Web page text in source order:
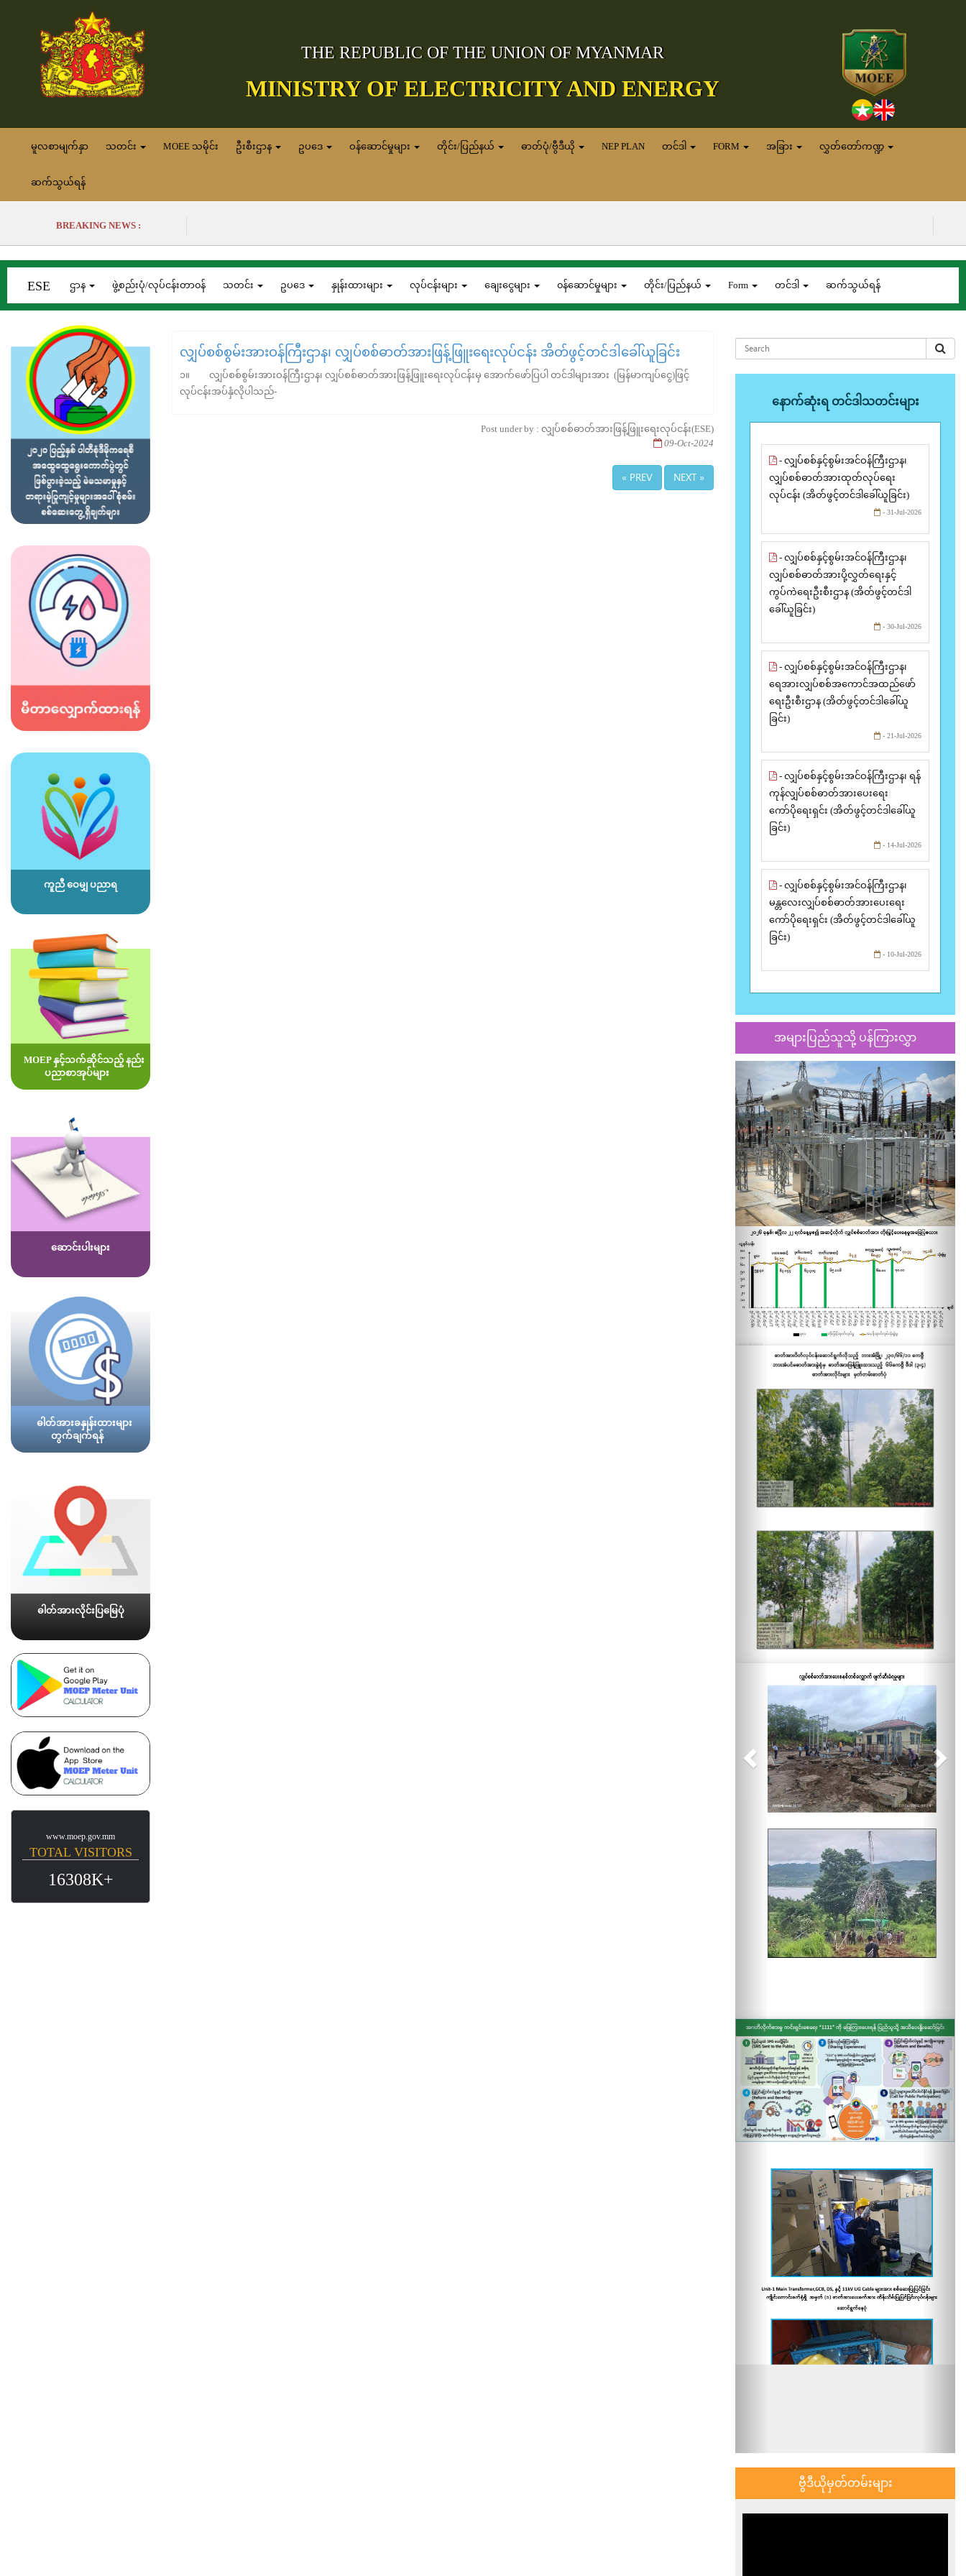
THE REPUBLIC OF THE UNION OF MYANMAR
MINISTRY OF ELECTRICITY AND ENERGY
မူလစာမျက်နှာ သတင်း MOEE သမိုင်း ဦးစီးဌာန ဥပဒေ ဝန်ဆောင်မှုများ တိုင်း/ပြည်နယ် ဓာတ်ပုံ/ဗွီဒီယို NEP PLAN တင်ဒါ FORM အခြား လွှတ်တော်ကဏ္ဍ
ဆက်သွယ်ရန်
BREAKING NEWS :
ESE ဌာန ဖွဲ့စည်းပုံ/လုပ်ငန်းတာ၀န် သတင်း ဥပဒေ နှုန်းထားများ လုပ်ငန်းများ ချေးငွေများ ၀န်ဆောင်မှုများ တိုင်း/ပြည်နယ် Form တင်ဒါ ဆက်သွယ်ရန်
ကူညီ ဝေမျှ ပညာရ
MOEP နှင့်သက်ဆိုင်သည့် နည်း
ပညာစာအုပ်များ
ဆောင်းပါးများ
ဓါတ်အားခနှုန်းထားများ
တွက်ချက်ရန်
ဓါတ်အားလိုင်းပြမြေပုံ
www.moep.gov.mm
TOTAL VISITORS
16308K+
လျှပ်စစ်စွမ်းအားဝန်ကြီးဌာန၊ လျှပ်စစ်ဓာတ်အားဖြန့်ဖြူးရေးလုပ်ငန်း အိတ်ဖွင့်တင်ဒါခေါ်ယူခြင်း
၁။ လျှပ်စစ်စွမ်းအားဝန်ကြီးဌာန၊ လျှပ်စစ်ဓာတ်အားဖြန့်ဖြူးရေးလုပ်ငန်းမှ အောက်ဖော်ပြပါ တင်ဒါများအား (မြန်မာကျပ်ငွေ)ဖြင့်
လုပ်ငန်းအပ်နှံလိုပါသည်-
Post under by : လျှပ်စစ်ဓာတ်အားဖြန့်ဖြူးရေးလုပ်ငန်း(ESE)
09-Oct-2024
« PREV NEXT »
နောက်ဆုံးရ တင်ဒါသတင်းများ
- လျှပ်စစ်နှင့်စွမ်းအင်ဝန်ကြီးဌာန၊
လျှပ်စစ်ဓာတ်အားထုတ်လုပ်ရေး
လုပ်ငန်း (အိတ်ဖွင့်တင်ဒါခေါ်ယူခြင်း)
- 31-Jul-2026
- လျှပ်စစ်နှင့်စွမ်းအင်ဝန်ကြီးဌာန၊
လျှပ်စစ်ဓာတ်အားပို့လွှတ်ရေးနှင့်
ကွပ်ကဲရေးဦးစီးဌာန (အိတ်ဖွင့်တင်ဒါ
ခေါ်ယူခြင်း)
- 30-Jul-2026
- လျှပ်စစ်နှင့်စွမ်းအင်ဝန်ကြီးဌာန၊
ရေအားလျှပ်စစ်အကောင်အထည်ဖော်
ရေးဦးစီးဌာန (အိတ်ဖွင့်တင်ဒါခေါ်ယူ
ခြင်း)
- 21-Jul-2026
- လျှပ်စစ်နှင့်စွမ်းအင်ဝန်ကြီးဌာန၊ ရန်
ကုန်လျှပ်စစ်ဓာတ်အားပေးရေး
ကော်ပိုရေးရှင်း (အိတ်ဖွင့်တင်ဒါခေါ်ယူ
ခြင်း)
- 14-Jul-2026
- လျှပ်စစ်နှင့်စွမ်းအင်ဝန်ကြီးဌာန၊
မန္တလေးလျှပ်စစ်ဓာတ်အားပေးရေး
ကော်ပိုရေးရှင်း (အိတ်ဖွင့်တင်ဒါခေါ်ယူ
ခြင်း)
- 10-Jul-2026
အများပြည်သူသို့ ပန်ကြားလွှာ
Previous Next
ဗွီဒီယိုမှတ်တမ်းများ